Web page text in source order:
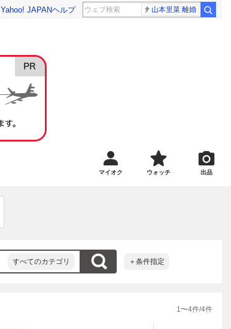
Yahoo! JAPANヘルプ 山本里菜 離婚
マイオク ウォッチ 出品
すべてのカテゴリ ＋条件指定
1〜4件/4件